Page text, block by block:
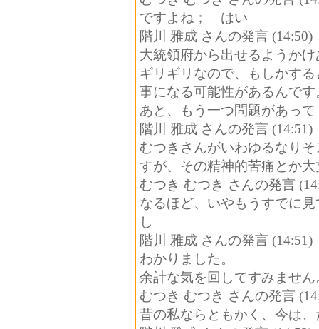
ですよね； はい
階川 雅成 さんの発言 (14:50)
大統領府から出せるようか
ギリギリなので、もしかす
事になる可能性があるんです
あと、もう一つ問題があって
階川 雅成 さんの発言 (14:51)
むつきさんがいわゆるなり
すが、その精神的苦痛とか
むつき むつき さんの発言
なるほど、いやもうすでに
し
階川 雅成 さんの発言 (14:51)
わかりました。
余計な気を回してすみません
むつき むつき さんの発言
昔の私ならともかく、今は